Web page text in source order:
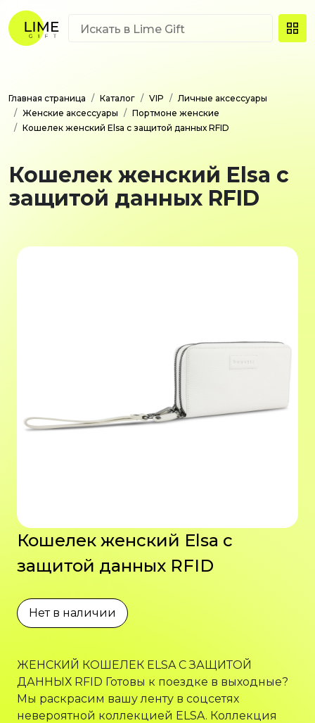
Главная страница Каталог VIP
Личные аксессуары
Женские аксессуары
Портмоне женские
Кошелек женский Elsa с защитой данных RFID
Кошелек женский Elsa с
защитой данных RFID
Кошелек женский Elsa с
защитой данных RFID
Нет в наличии
ЖЕНСКИЙ КОШЕЛЕК ELSA С ЗАЩИТОЙ
ДАННЫХ RFID Готовы к поездке в выходные?
Мы раскрасим вашу ленту в соцсетях
невероятной коллекцией ELSA. Коллекция